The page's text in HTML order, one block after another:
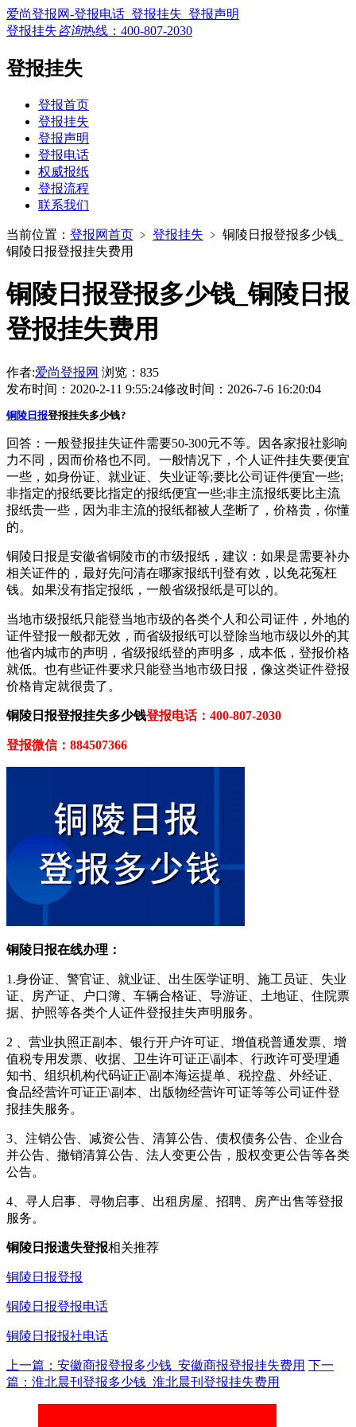
爱尚登报网-登报电话_登报挂失_登报声明
登报挂失咨询热线： 400-807-2030
登报挂失
登报首页
登报挂失
登报声明
登报电话
权威报纸
登报流程
联系我们
当前位置： 登报网首页 ﹥ 登报挂失 ﹥ 铜陵日报登报多少钱_
铜陵日报登报挂失费用
铜陵日报登报多少钱_铜陵日报
登报挂失费用
作者:爱尚登报网 浏览：835
发布时间：2020-2-11 9:55:24修改时间：2026-7-6 16:20:04
铜陵日报登报挂失多少钱?
回答：一般登报挂失证件需要50-300元不等。因各家报社影响
力不同，因而价格也不同。一般情况下，个人证件挂失要便宜
一些，如身份证、就业证、失业证等;要比公司证件便宜一些;
非指定的报纸要比指定的报纸便宜一些;非主流报纸要比主流
报纸贵一些，因为非主流的报纸都被人垄断了，价格贵，你懂
的。
铜陵日报是安徽省铜陵市的市级报纸，建议：如果是需要补办
相关证件的，最好先问清在哪家报纸刊登有效，以免花冤枉
钱。如果没有指定报纸，一般省级报纸是可以的。
当地市级报纸只能登当地市级的各类个人和公司证件，外地的
证件登报一般都无效，而省级报纸可以登除当地市级以外的其
他省内城市的声明，省级报纸登的声明多，成本低，登报价格
就低。也有些证件要求只能登当地市级日报，像这类证件登报
价格肯定就很贵了。
铜陵日报登报挂失多少钱登报电话：400-807-2030
登报微信：884507366
铜陵日报在线办理：
1.身份证、警官证、就业证、出生医学证明、施工员证、失业
证、房产证、户口簿、车辆合格证、导游证、土地证、住院票
据、护照等各类个人证件登报挂失声明服务。
2 、营业执照正副本、银行开户许可证、增值税普通发票、增
值税专用发票、收据、卫生许可证正\副本、行政许可受理通
知书、组织机构代码证正\副本海运提单、税控盘、外经证、
食品经营许可证正\副本、出版物经营许可证等等公司证件登
报挂失服务。
3、注销公告、减资公告、清算公告、债权债务公告、企业合
并公告、撤销清算公告、法人变更公告，股权变更公告等各类
公告。
4、寻人启事、寻物启事、出租房屋、招聘、房产出售等登报
服务。
铜陵日报遗失登报相关推荐
铜陵日报登报
铜陵日报登报电话
铜陵日报报社电话
上一篇：安徽商报登报多少钱_安徽商报登报挂失费用 下一
篇：淮北晨刊登报多少钱_淮北晨刊登报挂失费用